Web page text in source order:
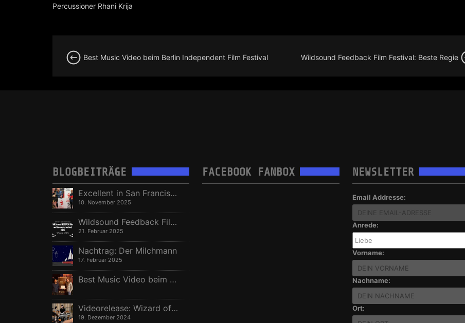
Percussioner Rhani Krija
Best Music Video beim Berlin Independent Film Festival Wildsound Feedback Film Festival: Beste Regie
BLOGBEITRÄGE
Excellent in San Francisco, Vize in Freising
10. November 2025
Wildsound Feedback Film Festival: Beste Regie
21. Februar 2025
Nachtrag: Der Milchmann
17. Februar 2025
Best Music Video beim Berlin Independent Film Festival
Videorelease: Wizard of Oz – feat. Rhani Krija, Michalina Malisz & Ross Ainslie
19. Dezember 2024
FACEBOOK FANBOX NEWSLETTER
Email Addresse:
Anrede:
Vorname:
Nachname:
Ort: